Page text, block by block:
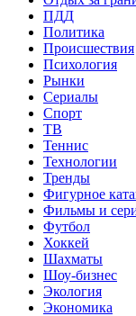
ПДД
Политика
Происшествия
Психология
Рынки
Сериалы
Спорт
ТВ
Теннис
Технологии
Тренды
Фигурное
Фильмы и
Футбол
Хоккей
Шахматы
Шоу-бизнес
Экология
Экономика